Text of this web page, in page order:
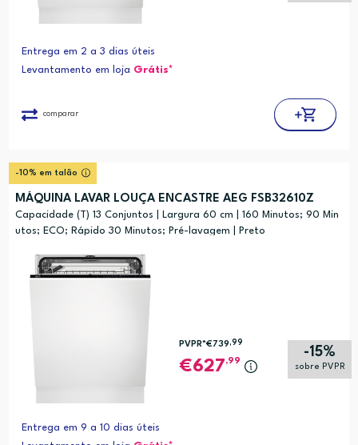
Entrega em 2 a 3 dias úteis
Levantamento em loja Grátis*
comparar
-10% em talão
MÁQUINA LAVAR LOUÇA ENCASTRE AEG FSB32610Z
Capacidade (T) 13 Conjuntos | Largura 60 cm | 160 Minutos; 90 Min
utos; ECO; Rápido 30 Minutos; Pré-lavagem | Preto
-15%
sobre PVPR
PVPR*€739,99
627,99
Entrega em 9 a 10 dias úteis